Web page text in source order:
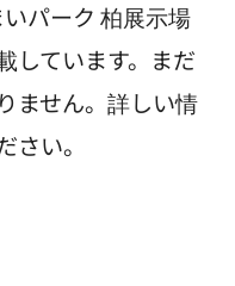
パーク 柏展示場
しています。まだ
ません。詳しい情
い。